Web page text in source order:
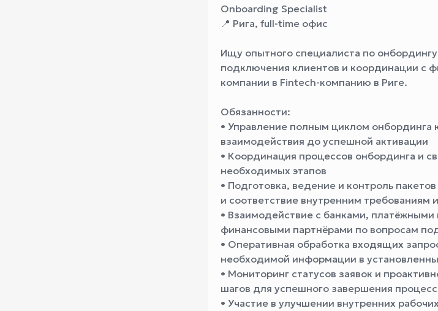
Onboarding Specialist
📍 Рига, full-time офис
Ищу опытного специалиста по
подключения клиентов и координации с
компании в Fintech-компанию в Риге.
Обязанности:
• Управление полным циклом онбординга
взаимодействия до успешной активации
• Координация процессов онбординга и
необходимых этапов
• Подготовка, ведение и контроль
и соответствие внутренним требованиям
• Взаимодействие с банками,
финансовыми партнёрами по вопросам
• Оперативная обработка входящих
необходимой информации в
• Мониторинг статусов заявок и
шагов для успешного завершения
• Участие в улучшении внутренних